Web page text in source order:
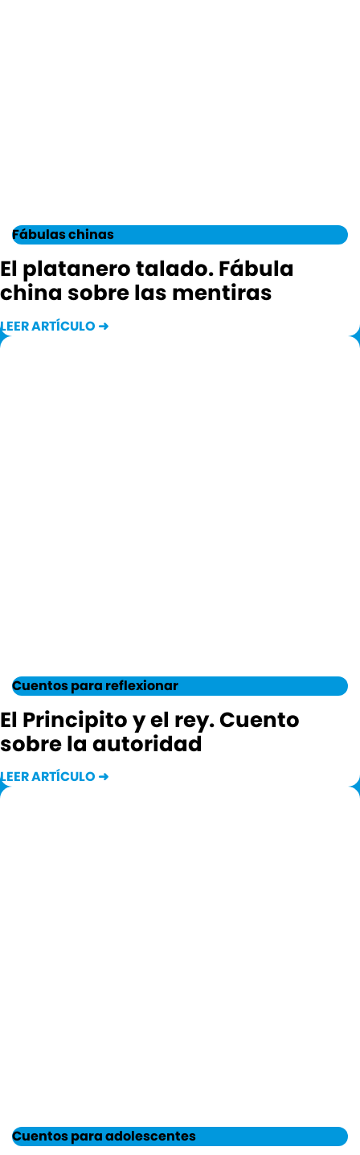
Fábulas chinas
El platanero talado. Fábula
china sobre las mentiras
LEER ARTÍCULO ➜
Cuentos para reflexionar
El Principito y el rey. Cuento
sobre la autoridad
LEER ARTÍCULO ➜
Cuentos para adolescentes